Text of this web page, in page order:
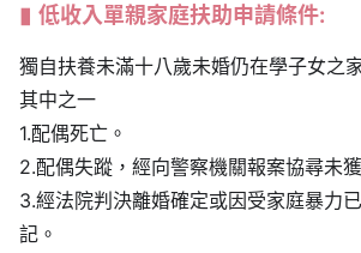
低收入單親家庭扶助申請條件:
獨自扶養未滿十八歲未婚仍在學子女之
其中之一
1.配偶死亡。
2.配偶失蹤，經向警察機關報案協尋未
3.經法院判決離婚確定或因受家庭暴力
記。